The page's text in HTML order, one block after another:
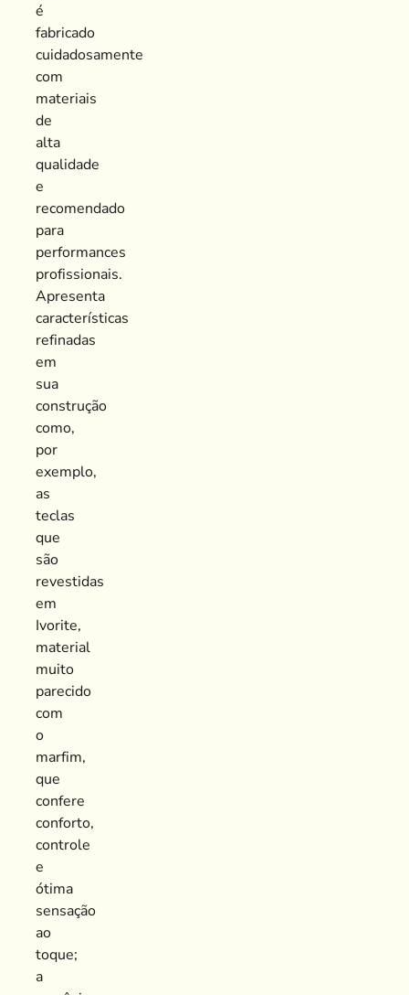
é
fabricado
cuidadosamente
com
materiais
de
alta
qualidade
e
recomendado
para
performances
profissionais.
Apresenta
características
refinadas
em
sua
construção
como,
por
exemplo,
as
teclas
que
são
revestidas
em
Ivorite,
material
muito
parecido
com
o
marfim,
que
confere
conforto,
controle
e
ótima
sensação
ao
toque;
a